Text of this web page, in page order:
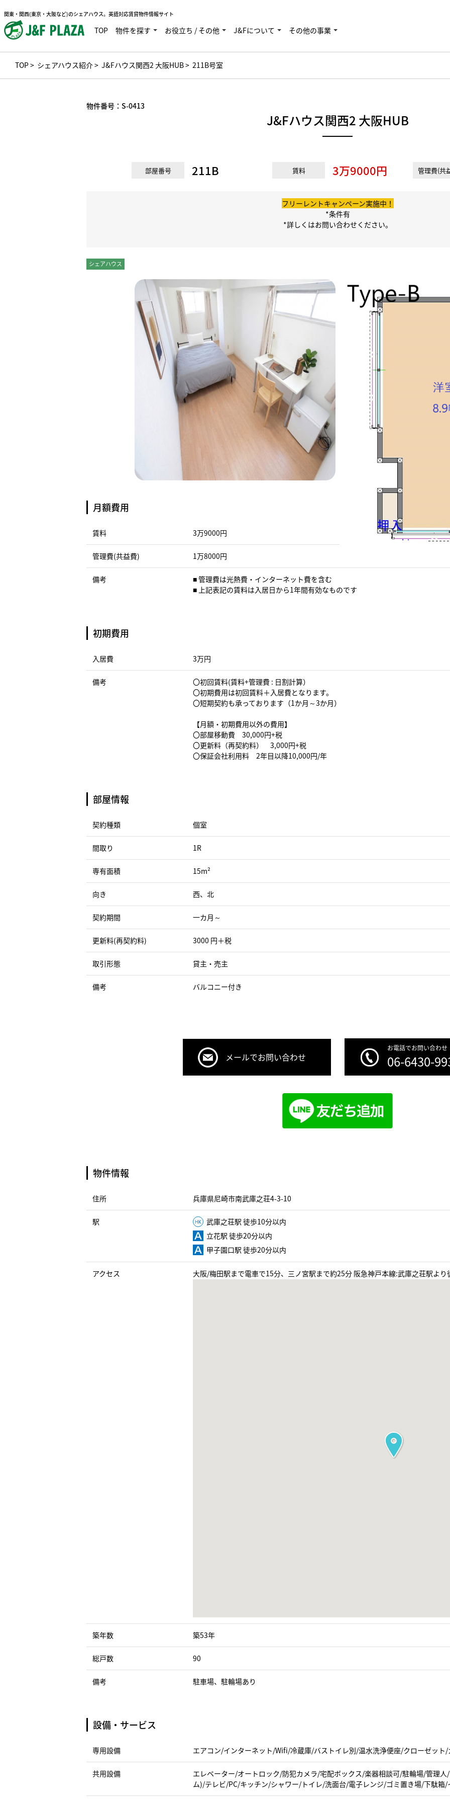
関東・関西(東京・大阪など)のシェアハウス。英語対応賃貸物件情報サイト
TOP 物件を探す お役立ち / その他 J&Fについて その他の事業
TOP> シェアハウス紹介> J&Fハウス関西2 大阪HUB> 211B号室
物件番号： S-0413
J&Fハウス関西2 大阪HUB
部屋番号 211B 賃料 3万9000円 管理費(共
フリーレントキャンペーン実施中！
*条件有
*詳しくはお問い合わせください。
シェアハウス
月額費用
賃料 3万9000円
管理費(共益費) 1万8000円
備考
■ 管理費は光熱費・インターネット費を含む
■ 上記表記の賃料は入居日から1年間有効なものです
初期費用
入居費 3万円
備考
〇初回賃料(賃料+管理費 : 日割計算）
〇初期費用は初回賃料＋入居費となります。
〇短期契約も承っております（1か月～3か月）
【月額・初期費用以外の費用】
〇部屋移動費 30,000円+税
〇更新料（再契約料） 3,000円+税
〇保証会社利用料 2年目以降10,000円/年
部屋情報
契約種類 個室
間取り 1R
専有面積 15m²
向き 西、北
契約期間 一カ月～
更新料(再契約料) 3000 円＋税
取引形態 貸主・売主
備考 バルコニー付き
メールでお問い合わせ
お電話でお問い合わせ
06-6430-
物件情報
住所 兵庫県尼崎市南武庫之荘4-3-10
駅
武庫之荘駅 徒歩10分以内
立花駅 徒歩20分以内
甲子園口駅 徒歩20分以内
アクセス 大阪/梅田駅まで電車で15分、三ノ宮駅まで約25分 阪急神戸本線:武庫之荘駅より
築年数 築53年
総戸数 90
備考 駐車場、駐輪場あり
設備・サービス
専用設備 エアコン/インターネット/Wifi/冷蔵庫/バストイレ別/温水洗浄便座/クローゼット
共用設備
エレベーター/オートロック/防犯カメラ/宅配ボックス/楽器相談可/駐輪場/管理
ム)/テレビ/PC/キッチン/シャワー/トイレ/洗面台/電子レンジ/ゴミ置き場/下駄箱